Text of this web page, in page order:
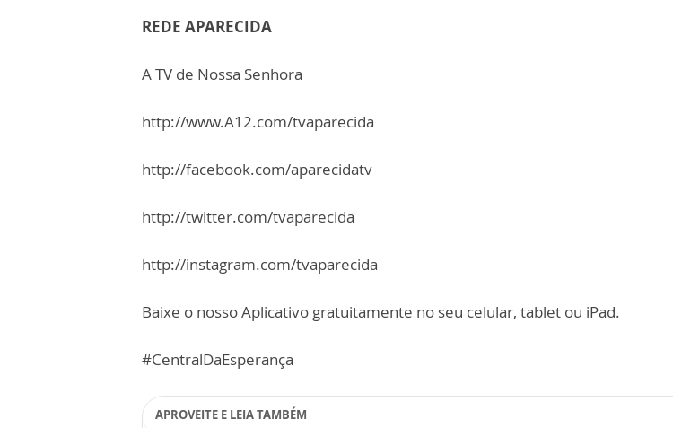
REDE APARECIDA
A TV de Nossa Senhora
http://www.A12.com/tvaparecida
http://facebook.com/aparecidatv
http://twitter.com/tvaparecida
http://instagram.com/tvaparecida
Baixe o nosso Aplicativo gratuitamente no seu celular, tablet ou iPad.
#CentralDaEsperança
APROVEITE E LEIA TAMBÉM